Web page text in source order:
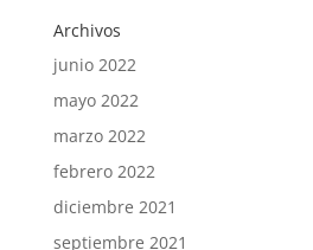
Archivos
junio 2022
mayo 2022
marzo 2022
febrero 2022
diciembre 2021
septiembre 2021